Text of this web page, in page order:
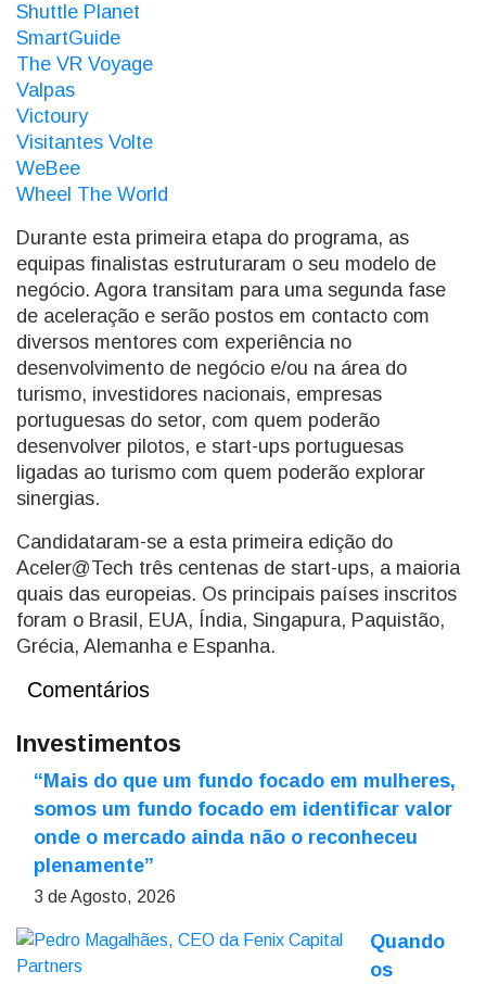
Shuttle Planet
SmartGuide
The VR Voyage
Valpas
Victoury
Visitantes Volte
WeBee
Wheel The World
Durante esta primeira etapa do programa, as
equipas finalistas estruturaram o seu modelo de
negócio. Agora transitam para uma segunda fase
de aceleração e serão postos em contacto com
diversos mentores com experiência no
desenvolvimento de negócio e/ou na área do
turismo, investidores nacionais, empresas
portuguesas do setor, com quem poderão
desenvolver pilotos, e start-ups portuguesas
ligadas ao turismo com quem poderão explorar
sinergias.
Candidataram-se a esta primeira edição do
Aceler@Tech três centenas de start-ups, a maioria
quais das europeias. Os principais países inscritos
foram o Brasil, EUA, Índia, Singapura, Paquistão,
Grécia, Alemanha e Espanha.
Comentários
Investimentos
“Mais do que um fundo focado em mulheres,
somos um fundo focado em identificar valor
onde o mercado ainda não o reconheceu
plenamente”
3 de Agosto, 2026
Quando
os